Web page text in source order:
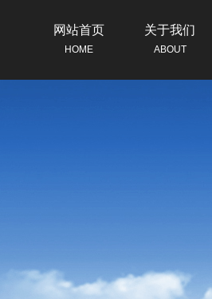
网站首页
HOME
关于我们
ABOUT